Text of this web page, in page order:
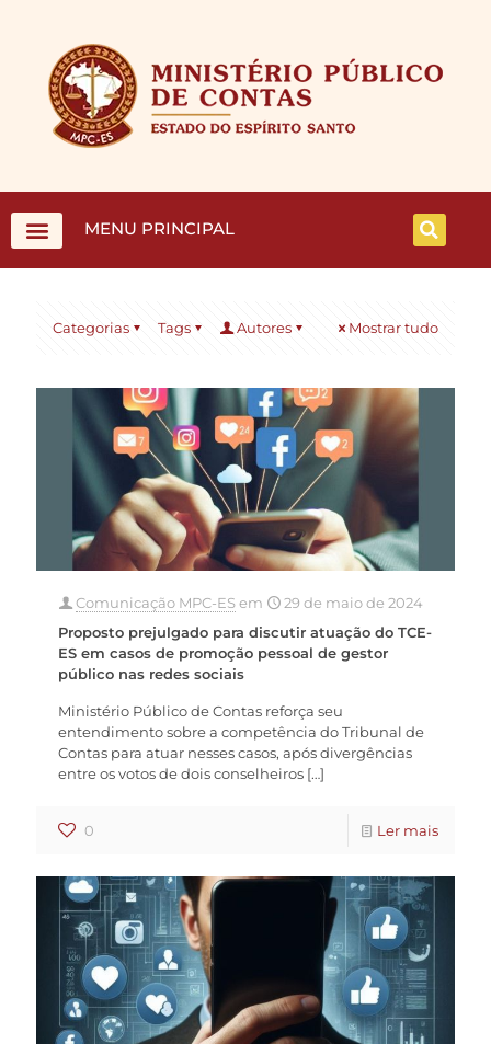
MENU PRINCIPAL
Categorias Tags Autores Mostrar tudo
Comunicação MPC-ESem
29 de maio de 2024
Proposto prejulgado para discutir atuação do TCE-
ES em casos de promoção pessoal de gestor
público nas redes sociais
Ministério Público de Contas reforça seu
entendimento sobre a competência do Tribunal de
Contas para atuar nesses casos, após divergências
entre os votos de dois conselheiros […]
0 Ler mais